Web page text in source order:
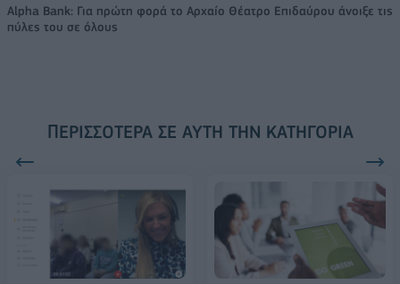
Alpha Bank: Για πρώτη φορά το Αρχαίο Θέατρο Επιδαύρου άνοιξε τις
πύλες του σε όλους
ΠΕΡΙΣΣΌΤΕΡΑ ΣΕ ΑΥΤΉ ΤΗΝ ΚΑΤΗΓΟΡΊΑ